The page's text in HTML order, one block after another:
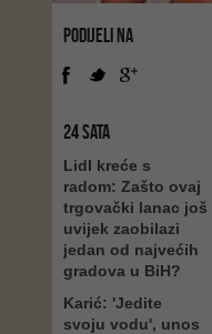
PODIJELI NA
24 SATA
Lidl kreće s
radom: Zašto ovaj
trgovački lanac još
uvijek zaobilazi
jedan od najvećih
gradova u BiH?
Karić: 'Jedite
svoju vodu', unos